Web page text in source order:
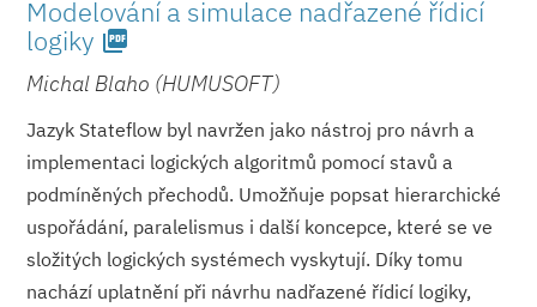
Modelování a simulace nadřazené řídicí
logiky picture_as_pdf
Michal Blaho (HUMUSOFT)
Jazyk Stateflow byl navržen jako nástroj pro návrh a
implementaci logických algoritmů pomocí stavů a
podmíněných přechodů. Umožňuje popsat hierarchické
uspořádání, paralelismus i další koncepce, které se ve
složitých logických systémech vyskytují. Díky tomu
nachází uplatnění při návrhu nadřazené řídicí logiky,